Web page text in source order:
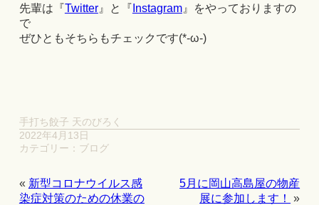
先輩は『Twitter』と『 Instagram』をやっておりますの
で
ぜひともそちらもチェックです(*-ω-)
手打ち餃子 天のびろく
2022年4月13日
カテゴリー： ブログ
« 新型コロナウイルス感
染症対策のための休業の
5月に岡山高島屋の物産
展に参加します！
»